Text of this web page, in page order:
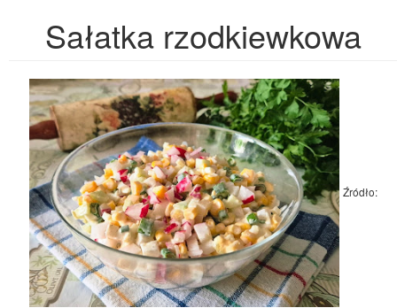
Sałatka rzodkiewkowa
Źródło: